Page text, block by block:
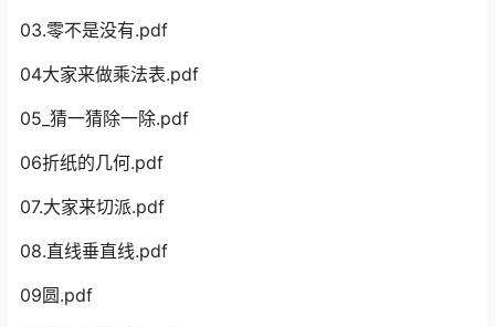
03.零不是没有.pdf
04大家来做乘法表.pdf
05_猜一猜除一除.pdf
06折纸的几何.pdf
07.大家来切派.pdf
08.直线垂直线.pdf
09圆.pdf